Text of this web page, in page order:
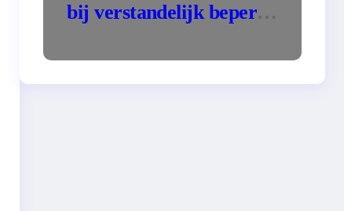
bij verstandelijk beperkt